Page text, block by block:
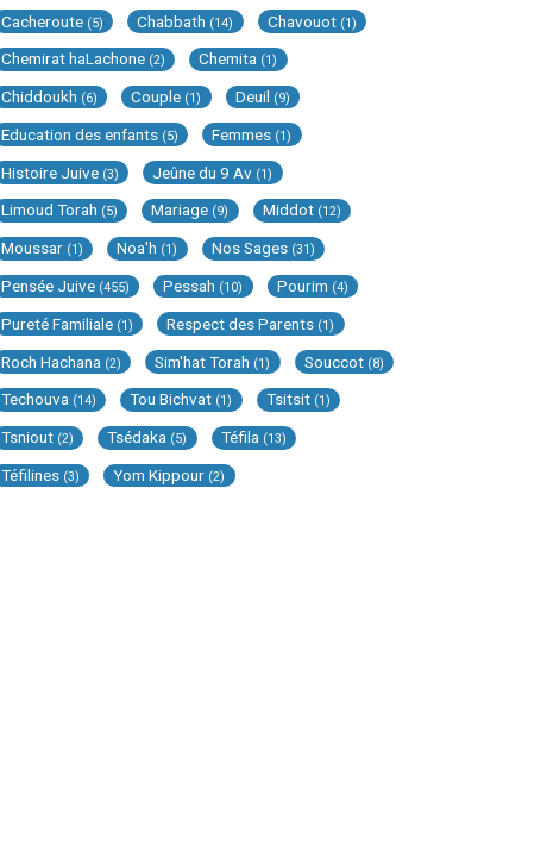
Cacheroute (5) Chabbath (14) Chavouot (1)
Chemirat haLachone (2) Chemita (1)
Chiddoukh (6) Couple (1) Deuil (9)
Education des enfants (5) Femmes (1)
Histoire Juive (3) Jeûne du 9 Av (1)
Limoud Torah (5) Mariage (9) Middot (12)
Moussar (1) Noa'h (1) Nos Sages (31)
Pensée Juive (455) Pessah (10) Pourim (4)
Pureté Familiale (1) Respect des Parents (1)
Roch Hachana (2) Sim'hat Torah (1) Souccot (8)
Techouva (14) Tou Bichvat (1) Tsitsit (1)
Tsniout (2) Tsédaka (5) Téfila (13)
Téfilines (3) Yom Kippour (2)